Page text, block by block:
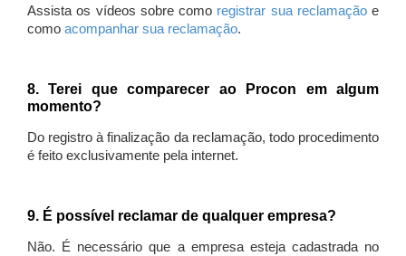
Assista os vídeos sobre como registrar sua reclamaçãoe
como acompanhar sua reclamação.
8. Terei que comparecer ao Procon em algum
momento?
Do registro à finalização da reclamação, todo procedimento
é feito exclusivamente pela internet.
9. É possível reclamar de qualquer empresa?
Não. É necessário que a empresa esteja cadastrada no